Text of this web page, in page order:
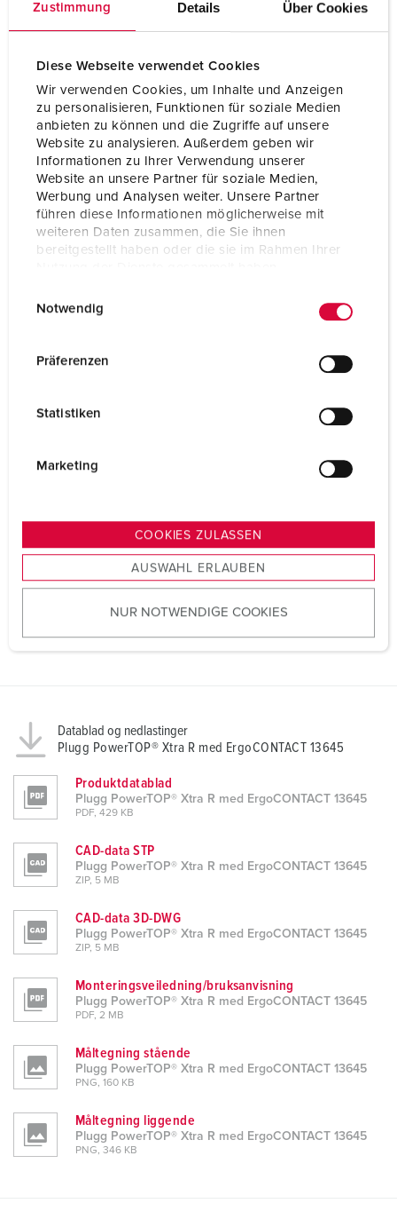
Zustimmung Details Über Cookies
Diese Webseite verwendet Cookies
Wir verwenden Cookies, um Inhalte und Anzeigen
zu personalisieren, Funktionen für soziale Medien
anbieten zu können und die Zugriffe auf unsere
Website zu analysieren. Außerdem geben wir
Informationen zu Ihrer Verwendung unserer
Website an unsere Partner für soziale Medien,
Werbung und Analysen weiter. Unsere Partner
führen diese Informationen möglicherweise mit
weiteren Daten zusammen, die Sie ihnen
bereitgestellt haben oder die sie im Rahmen Ihrer
s
u
w
Notwendig
Präferenzen
Statistiken
Marketing
COOKIES ZULASSEN
AUSWAHL ERLAUBEN
NUR NOTWENDIGE COOKIES
Kapslingsgrad IP67 / IP69
280 g
Kontrollmerke
CB Zertifikat
Datablad og nedlastinger
Plugg PowerTOP® Xtra R med ErgoCONTACT 13645
Produktdatablad
Plugg PowerTOP® Xtra R med ErgoCONTACT 13645
PDF, 429 KB
CAD-data STP
Plugg PowerTOP® Xtra R med ErgoCONTACT 13645
ZIP, 5 MB
CAD-data 3D-DWG
Plugg PowerTOP® Xtra R med ErgoCONTACT 13645
ZIP, 5 MB
Monteringsveiledning/bruksanvisning
Plugg PowerTOP® Xtra R med ErgoCONTACT 13645
PDF, 2 MB
Måltegning stående
Plugg PowerTOP® Xtra R med ErgoCONTACT 13645
PNG, 160 KB
Måltegning liggende
Plugg PowerTOP® Xtra R med ErgoCONTACT 13645
PNG, 346 KB